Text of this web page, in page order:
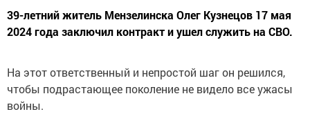
39-летний житель Мензелинска Олег Кузнецов 17 мая
2024 года заключил контракт и ушел служить на СВО.
На этот ответственный и непростой шаг он решился,
чтобы подрастающее поколение не видело все ужасы
войны.